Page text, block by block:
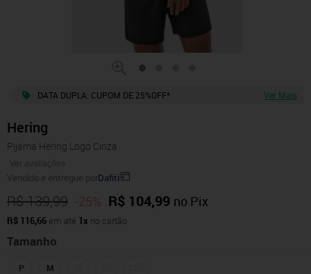
DATA DUPLA: CUPOM DE 25%OFF* Ver Mais
Hering
Pijama Hering Logo Cinza
Ver avaliações
Vendido e entregue porDafiti
R$ 139,99 -25% R$ 104,99 no Pix
R$ 116,66 em até 1x no cartão
Tamanho
P M